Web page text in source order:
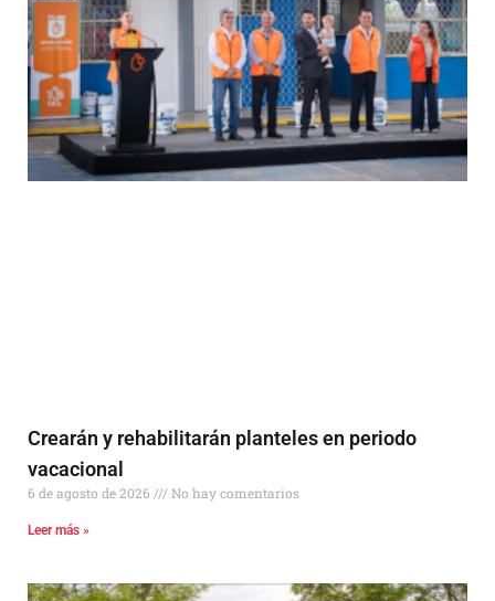
Crearán y rehabilitarán planteles en periodo
vacacional
6 de agosto de 2026 No hay comentarios
Leer más »